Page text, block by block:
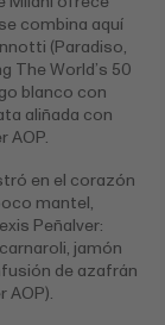
combina aquí
(Paradiso,
The World’s 50
blanco con
aliñada con
AOP.
en el corazón
mantel,
Peñalver:
jamón
de azafrán
AOP).